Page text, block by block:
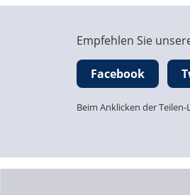
Empfehlen Sie
Facebook
Beim Anklicken der